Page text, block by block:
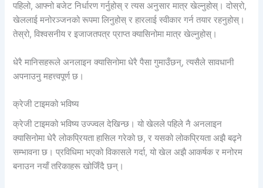
पहिलो, आफ्नो बजेट निर्धारण गर्नुहोस् र त्यस अनुसार मात्र खेल्नुहोस्। दोस्रो,
खेललाई मनोरञ्जनको रूपमा लिनुहोस् र हारलाई स्वीकार गर्न तयार रहनुहोस्।
तेस्रो, विश्वसनीय र इजाजतपत्र प्राप्त क्यासिनोमा मात्र खेल्नुहोस्।
धेरै मानिसहरूले अनलाइन क्यासिनोमा धेरै पैसा गुमाउँछन्, त्यसैले सावधानी
अपनाउनु महत्त्वपूर्ण छ।
क्रेजी टाइमको भविष्य
क्रेजी टाइमको भविष्य उज्ज्वल देखिन्छ। यो खेलले पहिले नै अनलाइन
क्यासिनोमा धेरै लोकप्रियता हासिल गरेको छ, र यसको लोकप्रियता अझै बढ्ने
सम्भावना छ। प्रविधिमा भएको विकासले गर्दा, यो खेल अझै आकर्षक र मनोरम
बनाउन नयाँ तरिकाहरू खोजिँदै छन्।